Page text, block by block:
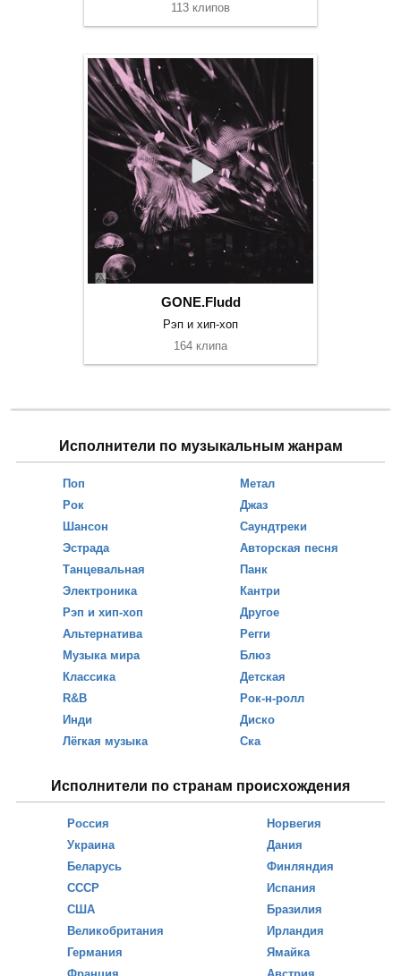
113 клипов
GONE.Fludd
Рэп и хип-хоп
164 клипа
Исполнители по музыкальным жанрам
Поп
Рок
Шансон
Эстрада
Танцевальная
Электроника
Рэп и хип-хоп
Альтернатива
Музыка мира
Классика
R&B
Инди
Лёгкая музыка
Метал
Джаз
Саундтреки
Авторская песня
Панк
Кантри
Другое
Регги
Блюз
Детская
Рок-н-ролл
Диско
Ска
Исполнители по странам происхождения
Россия
Украина
Беларусь
СССР
США
Великобритания
Германия
Норвегия
Дания
Финляндия
Испания
Бразилия
Ирландия
Ямайка